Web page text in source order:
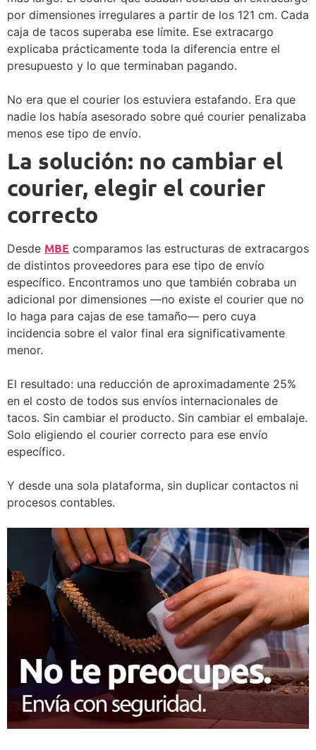
por dimensiones irregulares a partir de los 121 cm. Cada
caja de tacos superaba ese límite. Ese extracargo
explicaba prácticamente toda la diferencia entre el
presupuesto y lo que terminaban pagando.
No era que el courier los estuviera estafando. Era que
nadie los había asesorado sobre qué courier penalizaba
menos ese tipo de envío.
La solución: no cambiar el
courier, elegir el courier
correcto
Desde MBE comparamos las estructuras de extracargos
de distintos proveedores para ese tipo de envío
específico. Encontramos uno que también cobraba un
adicional por dimensiones —no existe el courier que no
lo haga para cajas de ese tamaño— pero cuya
incidencia sobre el valor final era significativamente
menor.
El resultado: una reducción de aproximadamente 25%
en el costo de todos sus envíos internacionales de
tacos. Sin cambiar el producto. Sin cambiar el embalaje.
Solo eligiendo el courier correcto para ese envío
específico.
Y desde una sola plataforma, sin duplicar contactos ni
procesos contables.